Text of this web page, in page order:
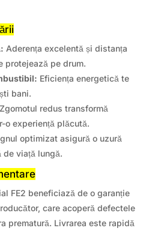
Aderența excelentă și distanța
protejează pe drum.
Eficiența energetică te
bani.
Zgomotul redus transformă
o experiență plăcută.
optimizat asigură o uzură
de viață lungă.
FE2 beneficiază de o garanție
care acoperă defectele
prematură. Livrarea este rapidă